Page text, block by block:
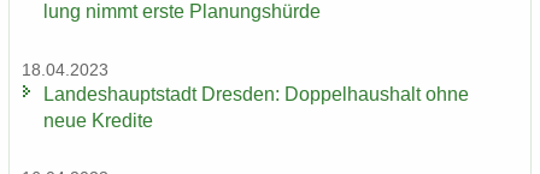
lung nimmt erste Pla­nungs­hür­de
18.04.2023
Lan­des­haupt­stadt Dres­den: Dop­pel­haus­halt ohne
neue Kre­di­te